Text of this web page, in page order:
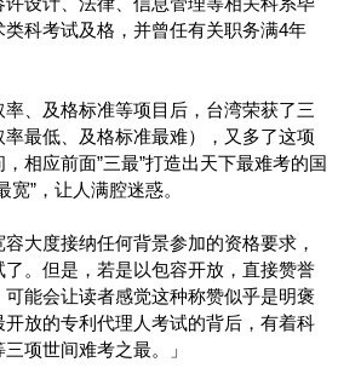
科考试及格，并曾任有关职务满4年
、及格标准等项目后，台湾荣获了三
最低、及格标准最难），又多了这项
，相应前面”三最”打造出天下最难考的国
宽”，让人满腔迷惑。
大度接纳任何背景参加的资格要求，
。但是，若是以包容开放，直接赞誉
能会让读者感觉这种称赞似乎是明褒
放的专利代理人考试的背后，有着科
项世间难考之最。」